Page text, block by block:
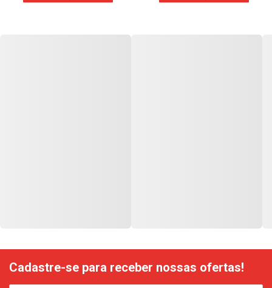
Cadastre-se para receber nossas ofertas!